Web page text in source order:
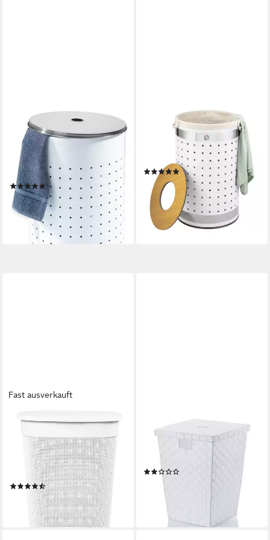
HOME4YOU
Wäschetonne Weiß, Edelstahl,
54 Liter Fassungsvermögen,
H 57 cm, Ø 35 cm, mit Deckel
und Belüftungslöchern
(9)
43,99 €
lieferbar - in 3-4 Werktagen bei dir
Wäschetonne mit Deckel und
Wäschesack rund 50L, aus
Metall (1 St)
(3)
77,99 € UVP101,99 €
-24%
lieferbar - in 3-4 Werktagen bei dir
Fast ausverkauft
ONDIS24
aus Kunststoff 55 Liter, gut
belüftet, neues italienisches
Design, edle Verarbeitung
(16)
29,95 €
lieferbar - in 4-5 Werktagen bei dir
Wäschebox Alvaro, zwei
seitliche Griffe, mittig
liegender Deckel
49,95 €
lieferbar - in 4-5 Werktagen bei dir